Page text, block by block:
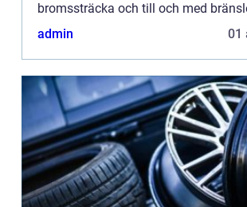
bromssträcka och till och med
admin
01